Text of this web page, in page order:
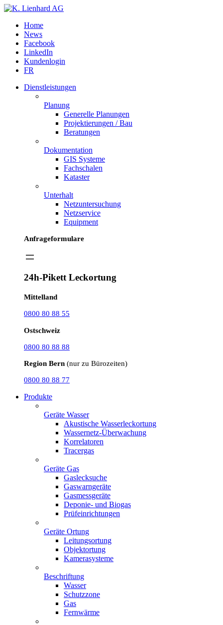
Home
News
Facebook
LinkedIn
Kundenlogin
FR
Dienstleistungen
Planung
Generelle Planungen
Projektierungen / Bau
Beratungen
Dokumentation
GIS Systeme
Fachschalen
Kataster
Unterhalt
Netzuntersuchung
Netzservice
Equipment
Anfrageformulare
24h-Pikett Leckortung
Mittelland
0800 80 88 55
Ostschweiz
0800 80 88 88
Region Bern (nur zu Bürozeiten)
0800 80 88 77
Produkte
Geräte Wasser
Akustische Wasserleckortung
Wassernetz-Überwachung
Korrelatoren
Tracergas
Geräte Gas
Gaslecksuche
Gaswarngeräte
Gasmessgeräte
Deponie- und Biogas
Prüfeinrichtungen
Geräte Ortung
Leitungsortung
Objektortung
Kamerasysteme
Beschriftung
Wasser
Schutzzone
Gas
Fernwärme